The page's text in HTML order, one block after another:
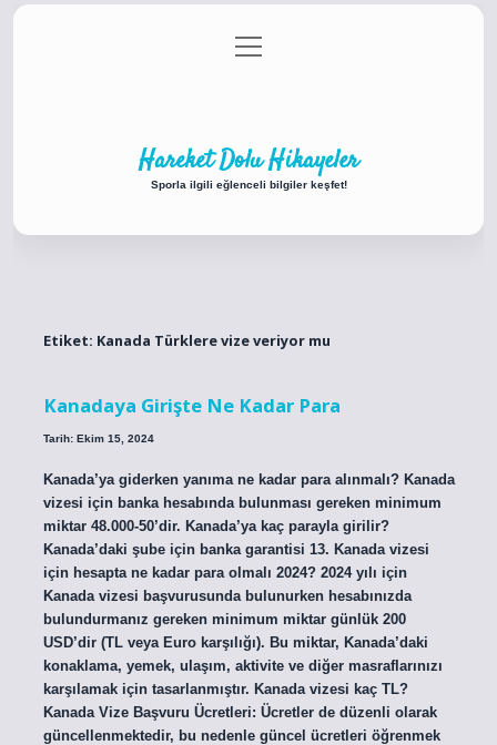
Gizlilik Politikası
menüyü
aç
Hareket Dolu Hikayeler
Sporla ilgili eğlenceli bilgiler keşfet!
Etiket: Kanada Türklere vize veriyor mu
Kanadaya Girişte Ne Kadar Para
Tarih: Ekim 15, 2024
Kanada’ya giderken yanıma ne kadar para alınmalı? Kanada
vizesi için banka hesabında bulunması gereken minimum
miktar 48.000-50’dir. Kanada’ya kaç parayla girilir?
Kanada’daki şube için banka garantisi 13. Kanada vizesi
için hesapta ne kadar para olmalı 2024? 2024 yılı için
Kanada vizesi başvurusunda bulunurken hesabınızda
bulundurmanız gereken minimum miktar günlük 200
USD’dir (TL veya Euro karşılığı). Bu miktar, Kanada’daki
konaklama, yemek, ulaşım, aktivite ve diğer masraflarınızı
karşılamak için tasarlanmıştır. Kanada vizesi kaç TL?
Kanada Vize Başvuru Ücretleri: Ücretler de düzenli olarak
güncellenmektedir, bu nedenle güncel ücretleri öğrenmek